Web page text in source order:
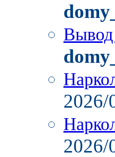
Вывод
2026/
2026/